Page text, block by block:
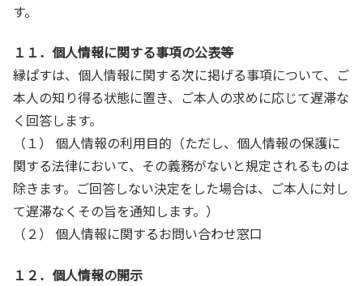
す。
１１．個人情報に関する事項の公表等
縁ぱすは、個人情報に関する次に掲げる事項について、ご
本人の知り得る状態に置き、ご本人の求めに応じて遅滞な
く回答します。
（１） 個人情報の利用目的（ただし、個人情報の保護に
関する法律において、その義務がないと規定されるものは
除きます。ご回答しない決定をした場合は、ご本人に対し
て遅滞なくその旨を通知します。）
（２） 個人情報に関するお問い合わせ窓口
１２．個人情報の開示